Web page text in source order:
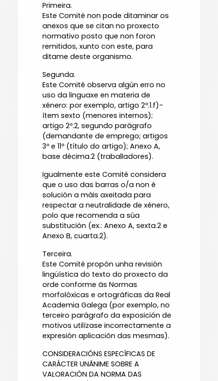
Primeira.
Este Comité non pode ditaminar os
anexos que se citan no proxecto
normativo posto que non foron
remitidos, xunto con este, para
ditame deste organismo.
Segunda.
Este Comité observa algún erro no
uso da linguaxe en materia de
xénero: por exemplo, artigo 2º.1.f)-
ítem sexto (menores internos);
artigo 2º.2, segundo parágrafo
(demandante de emprego; artigos
3º e 11º (título do artigo); Anexo A,
base décima.2 (traballadores).
Igualmente este Comité considera
que o uso das barras o/a non é
solución a máis axeitada para
respectar a neutralidade de xénero,
polo que recomenda a súa
substitución (ex.: Anexo A, sexta.2 e
Anexo B, cuarta.2).
Terceira.
Este Comité propón unha revisión
lingüística do texto do proxecto da
orde conforme ás Normas
morfolóxicas e ortográficas da Real
Academia Galega (por exemplo, no
terceiro parágrafo da exposición de
motivos utilízase incorrectamente a
expresión aplicación das mesmas).
CONSIDERACIÓNS ESPECÍFICAS DE
CARÁCTER UNÁNIME SOBRE A
VALORACIÓN DA NORMA DAS